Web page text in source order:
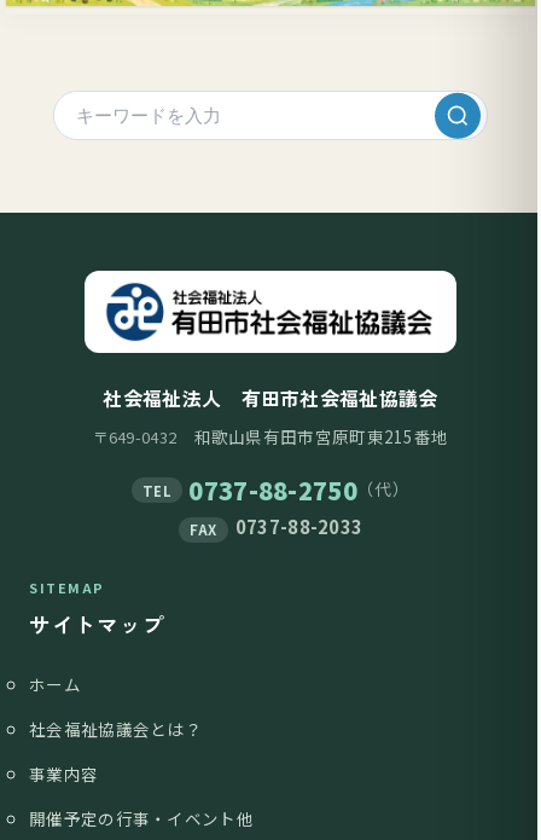
社会福祉法人 有田市社会福祉協議会
〒649-0432 和歌山県有田市宮原町東215番地
TEL 0737-88-2750（代）
FAX 0737-88-2033
SITEMAP
サイトマップ
ホーム
社会福祉協議会とは？
事業内容
開催予定の行事・イベント他